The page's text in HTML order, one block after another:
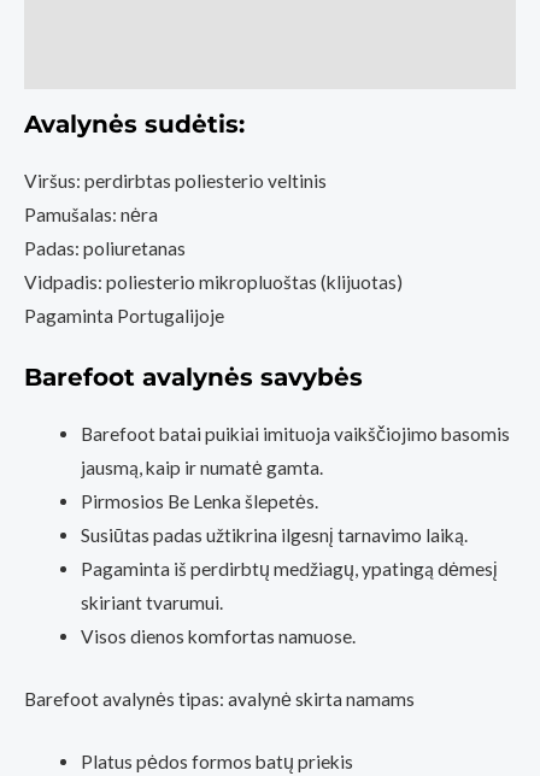
Avalynės sudėtis:
Viršus: perdirbtas poliesterio veltinis
Pamušalas: nėra
Padas: poliuretanas
Vidpadis: poliesterio mikropluoštas (klijuotas)
Pagaminta Portugalijoje
Barefoot avalynės savybės
Barefoot batai puikiai imituoja vaikščiojimo basomis
jausmą, kaip ir numatė gamta.
Pirmosios Be Lenka šlepetės.
Susiūtas padas užtikrina ilgesnį tarnavimo laiką.
Pagaminta iš perdirbtų medžiagų, ypatingą dėmesį
skiriant tvarumui.
Visos dienos komfortas namuose.
Barefoot avalynės tipas: avalynė skirta namams
Platus pėdos formos batų priekis